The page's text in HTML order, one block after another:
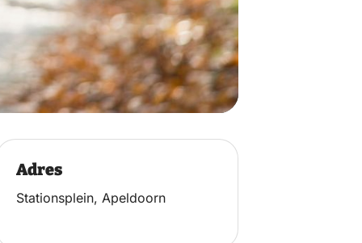
Adres
Stationsplein, Apeldoorn